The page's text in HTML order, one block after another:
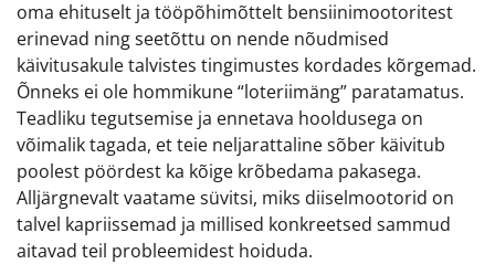
oma ehituselt ja tööpõhimõttelt bensiinimootoritest
erinevad ning seetõttu on nende nõudmised
käivitusakule talvistes tingimustes kordades kõrgemad.
Õnneks ei ole hommikune “loteriimäng” paratamatus.
Teadliku tegutsemise ja ennetava hooldusega on
võimalik tagada, et teie neljarattaline sõber käivitub
poolest pöördest ka kõige krõbedama pakasega.
Alljärgnevalt vaatame süvitsi, miks diiselmootorid on
talvel kapriissemad ja millised konkreetsed sammud
aitavad teil probleemidest hoiduda.